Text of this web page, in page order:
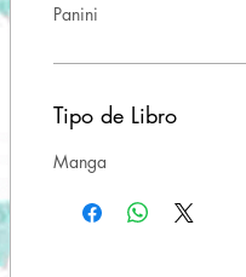
Panini
Tipo de Libro
Manga